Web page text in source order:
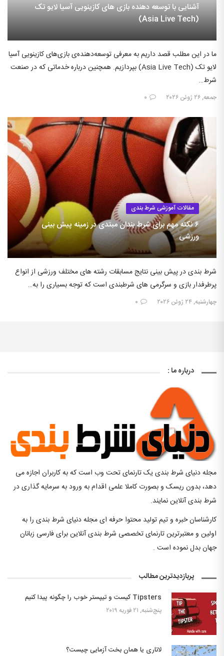
آشنایی با توسعه دهنده بازی های کازینویی آسیا لایو تک
(Asia Live Tech)
ما در این مطلب قصد داریم به معرفی توسعه‌دهنده‌ی بازی‌های کازینویی آسیا
لایو تک (Asia Live Tech) بپردازیم. همچنین درباره خدماتی که در صنعت
شرط…
جمعه, ۲۶ ژوئن ۲۰۲۶ ۰
مقالات آموزشی شرط بندی
۶ نکته مهم برای شرط بندان مبتدی در زمینه پیش بینی
ورزشی
شرط بندی در پیش بینی نتایج مسابقات رشته های مختلف ورزشی از انواع
پرطرفدار بازی و سرگرمی های شرطبندی است که توجه بسیاری را به…
چهارشنبه, ۲۴ ژوئن ۲۰۲۶ ۰
درباره ما :
مجله دنیای شرط بندی یک تارنمای تحت وب است که به کاربران اجازه می
دهد، بدون ریسک و بصورت کاملا علمی اقدام به ورود به سرمایه گذاری در
شرط بندی آنلاین نمایند.
کارشناسان خبره و تیم تولید محتوا حرفه ای مجله دنیای شرط بندی را به
اولین و معتبرترین تارنمای تخصصی شرط بندی آنلاین برای فارسی زبانان
جهان بدل نموده است .
پربازدیدترین مطالب
Tipsters کیست و تیپستر خوب را چگونه پیدا کنیم
پنج‌شنبه, ۲۱ فوریه ۲۰۱۹
لاتاری یا همان بخت آزمایی چیست؟